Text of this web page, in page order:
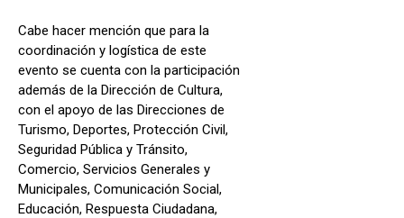
Cabe hacer mención que para la
coordinación y logística de este
evento se cuenta con la participación
además de la Dirección de Cultura,
con el apoyo de las Direcciones de
Turismo, Deportes, Protección Civil,
Seguridad Pública y Tránsito,
Comercio, Servicios Generales y
Municipales, Comunicación Social,
Educación, Respuesta Ciudadana,